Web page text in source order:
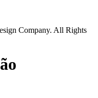
Company. All Rights